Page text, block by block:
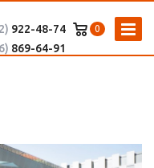
0
922-48-74
869-64-91